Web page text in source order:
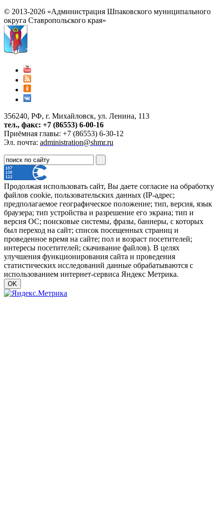
© 2013-2026 «Администрация Шпаковского муниципального
округа Ставропольского края»
356240, РФ, г. Михайловск, ул. Ленина, 113
тел., факс: +7 (86553) 6-00-16
Приёмная главы: +7 (86553) 6-30-12
Эл. почта: administration@shmr.ru
Продолжая использовать сайт, Вы даете согласие на обработку
файлов cookie, пользовательских данных (IP-адрес;
предполагаемое географическое положение; тип, версия, язык
браузера; тип устройства и разрешение его экрана; тип и
версия ОС; поисковые системы, фразы, баннеры, с которых
был переход на сайт; список посещенных страниц и
проведенное время на сайте; пол и возраст посетителей;
интересы посетителей; скачивание файлов). В целях
улучшения функционирования сайта и проведения
статистических исследований данные обрабатываются с
использованием интернет-сервиса Яндекс Метрика.
OK